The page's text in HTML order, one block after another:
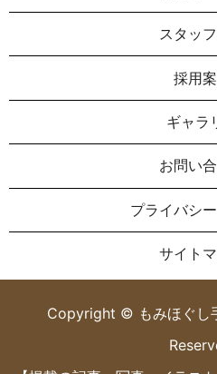
スタッ
採用
ギャラ
お問い
プライバシ
サイト
Copyright © もみほぐし